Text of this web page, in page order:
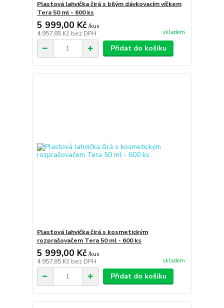
Plastová lahvička čirá s bílým dávkovacím víčkem
Tera 50 ml - 600 ks
5 999,00 Kč /kus
4 957,85 Kč bez DPH skladem
Přidat do košíku
Plastová lahvička čirá s kosmetickým
rozprašovačem Tera 50 ml - 600 ks
5 999,00 Kč /kus
4 957,85 Kč bez DPH skladem
Přidat do košíku